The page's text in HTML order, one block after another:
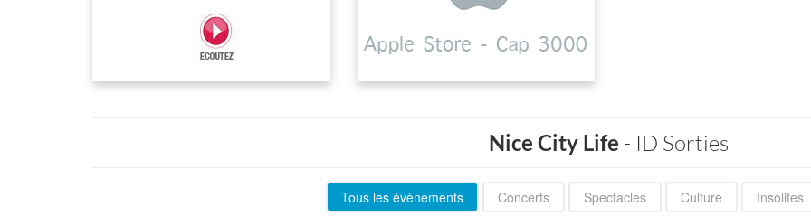
Nice City Life - ID Sorties
Tous les évènements Concerts Spectacles Culture Insolites